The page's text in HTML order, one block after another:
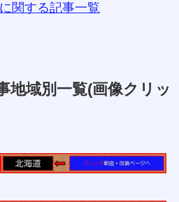
関する記事一覧
地域別一覧(画像クリッ